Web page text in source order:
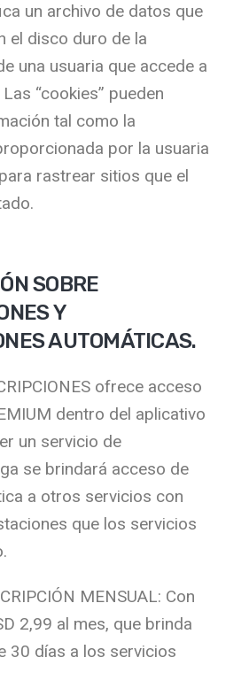
un archivo de datos que
el disco duro de la
una usuaria que accede a
“cookies” pueden
tal como la
por la usuaria
rastrear sitios que el
SOBRE
Y
AUTOMÁTICAS.
ofrece acceso
dentro del aplicativo
un servicio de
se brindará acceso de
a otros servicios con
que los servicios
MENSUAL: Con
2,99 al mes, que brinda
30 días a los servicios